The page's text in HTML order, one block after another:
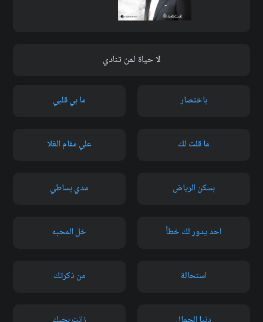
لا حياة لمن تنادي
باختصار ما بي قلبي
ما قلت لك علي مقام الغلا
بسكن الرياض مدي بساطي
احد يدور لك خطأ خل المحبه
استحالة من ذكرتك